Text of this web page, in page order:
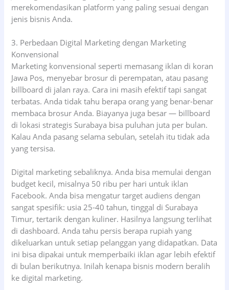
merekomendasikan platform yang paling sesuai dengan
jenis bisnis Anda.
3. Perbedaan Digital Marketing dengan Marketing
Konvensional
Marketing konvensional seperti memasang iklan di koran
Jawa Pos, menyebar brosur di perempatan, atau pasang
billboard di jalan raya. Cara ini masih efektif tapi sangat
terbatas. Anda tidak tahu berapa orang yang benar-benar
membaca brosur Anda. Biayanya juga besar — billboard
di lokasi strategis Surabaya bisa puluhan juta per bulan.
Kalau Anda pasang selama sebulan, setelah itu tidak ada
yang tersisa.
Digital marketing sebaliknya. Anda bisa memulai dengan
budget kecil, misalnya 50 ribu per hari untuk iklan
Facebook. Anda bisa mengatur target audiens dengan
sangat spesifik: usia 25-40 tahun, tinggal di Surabaya
Timur, tertarik dengan kuliner. Hasilnya langsung terlihat
di dashboard. Anda tahu persis berapa rupiah yang
dikeluarkan untuk setiap pelanggan yang didapatkan. Data
ini bisa dipakai untuk memperbaiki iklan agar lebih efektif
di bulan berikutnya. Inilah kenapa bisnis modern beralih
ke digital marketing.